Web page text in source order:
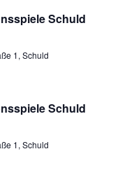
Schuld
1, Schuld
Schuld
1, Schuld